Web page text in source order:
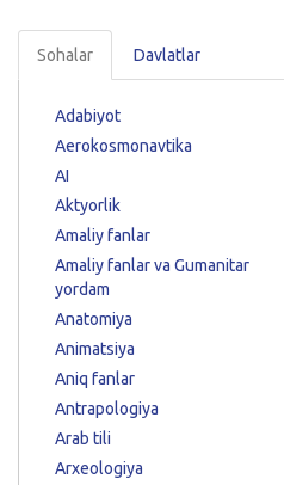
Sohalar Davlatlar
Adabiyot
Aerokosmonavtika
AI
Aktyorlik
Amaliy fanlar
Amaliy fanlar va Gumanitar
yordam
Anatomiya
Animatsiya
Aniq fanlar
Antrapologiya
Arab tili
Arxeologiya